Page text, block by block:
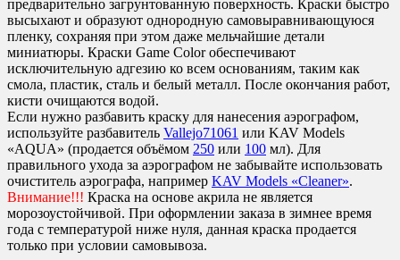
предварительно загрунтованную поверхность. Краски быстро
высыхают и образуют однородную самовыравнивающуюся
пленку, сохраняя при этом даже мельчайшие детали
миниатюры. Краски Game Color обеспечивают
исключительную адгезию ко всем основаниям, таким как
смола, пластик, сталь и белый металл. После окончания работ,
кисти очищаются водой.
Если нужно разбавить краску для нанесения аэрографом,
используйте разбавитель Vallejo71061 или KAV Models
«AQUA» (продается объёмом 250 или 100 мл). Для
правильного ухода за аэрографом не забывайте использовать
очиститель аэрографа, например KAV Models «Cleaner».
Внимание!!! Краска на основе акрила не является
морозоустойчивой. При оформлении заказа в зимнее время
года с температурой ниже нуля, данная краска продается
только при условии самовывоза.